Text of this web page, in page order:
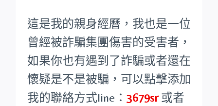
這是我的親身經曆，我也是一位
曾經被詐騙集團傷害的受害者，
如果你也有遇到了詐騙或者還在
懷疑是不是被騙，可以點擊添加
我的聯絡方式line： 3679sr 或者